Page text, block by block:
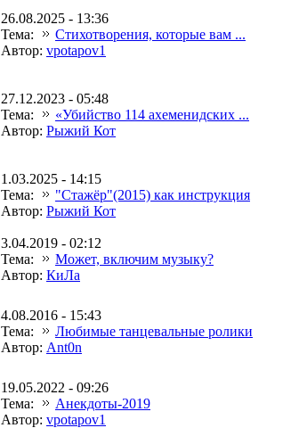
26.08.2025 - 13:36
Тема:
Стихотворения, которые вам ...
Автор: vpotapov1
27.12.2023 - 05:48
Тема:
«Убийство 114 ахеменидских ...
Автор: Рыжий Кот
1.03.2025 - 14:15
Тема:
"Стажёр"(2015) как инструкция
Автор: Рыжий Кот
3.04.2019 - 02:12
Тема:
Может, включим музыку?
Автор: КиЛа
4.08.2016 - 15:43
Тема:
Любимые танцевальные ролики
Автор: Ant0n
19.05.2022 - 09:26
Тема:
Анекдоты-2019
Автор: vpotapov1